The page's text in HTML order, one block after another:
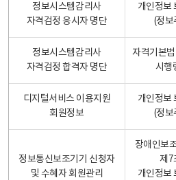
정보시스템감리사
자격검정 응시자 명단
개인정보
(정보
정보시스템감리사
자격검정 합격자 명단
자격기본
시행
디지털서비스 이용지원
회원정보
개인정보
(정보
정보통신보조기기 신청자
및 수혜자 회원관리
장애인보
제7
개인정보